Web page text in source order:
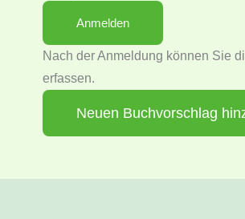
Nach der Anmeldung können Sie
erfassen.
Neuen Buchvorschlag